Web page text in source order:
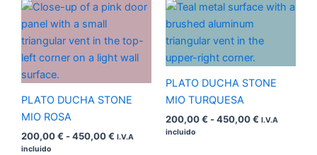
PLATO DUCHA STONE
MIO ROSA
200,00€ -450,00€
Rango
desde
200,00 €
hasta
I.V.A
incluido
PLATO DUCHA STONE
MIO TURQUESA
200,00€ -450,00€
Rango
desde
hasta
I.V.A
incluido